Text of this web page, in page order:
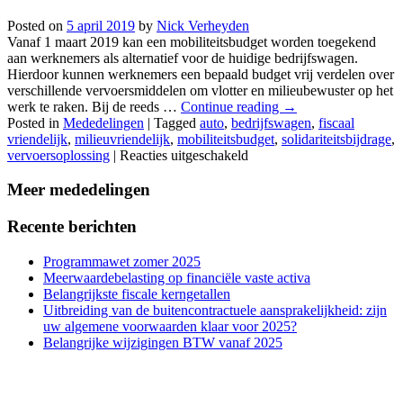
Posted on 5 april 2019 by Nick Verheyden
Vanaf 1 maart 2019 kan een mobiliteitsbudget worden toegekend
aan werknemers als alternatief voor de huidige bedrijfswagen.
Hierdoor kunnen werknemers een bepaald budget vrij verdelen over
verschillende vervoersmiddelen om vlotter en milieubewuster op het
werk te raken. Bij de reeds … Continue reading →
Posted in Mededelingen | Tagged auto, bedrijfswagen, fiscaal
vriendelijk, milieuvriendelijk, mobiliteitsbudget, solidariteitsbijdrage,
vervoersoplossing | Reacties uitgeschakeld
Meer mededelingen
Recente berichten
Programmawet zomer 2025
Meerwaardebelasting op financiële vaste activa
Belangrijkste fiscale kerngetallen
Uitbreiding van de buitencontractuele aansprakelijkheid: zijn
uw algemene voorwaarden klaar voor 2025?
Belangrijke wijzigingen BTW vanaf 2025